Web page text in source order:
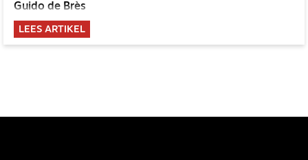
Guido de Brès
LEES ARTIKEL